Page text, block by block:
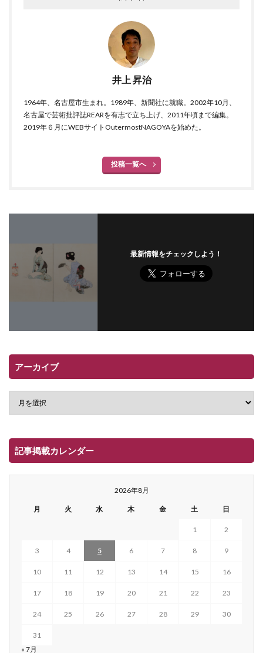
井上 昇治
1964年、名古屋市生まれ。1989年、新聞社に就職。2002年10月、
名古屋で芸術批評誌REARを有志で立ち上げ、2011年頃まで編集。
2019年６月にWEBサイトOutermostNAGOYAを始めた。
投稿一覧へ
最新情報をチェックしよう！
アーカイブ
記事掲載カレンダー
2026年8月
月 火 水 木 金 土 日
1 2
3 4 5 6 7 8 9
10 11 12 13 14 15 16
17 18 19 20 21 22 23
24 25 26 27 28 29 30
31
« 7月